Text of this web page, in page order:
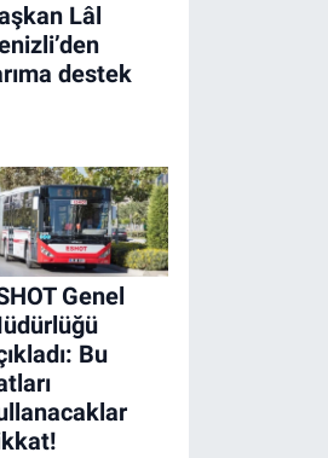
Lâl
destek
Genel
Bu